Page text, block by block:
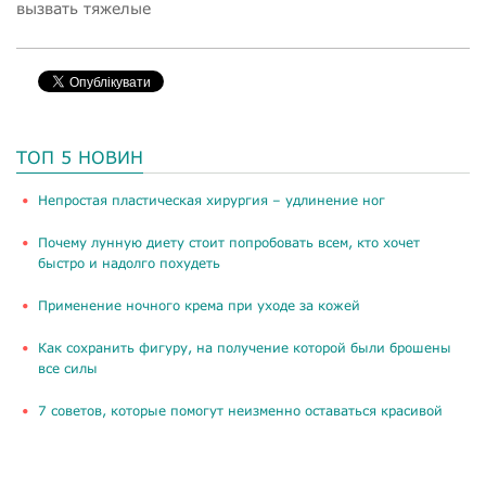
вызвать тяжелые
ТОП 5 НОВИН
​Непростая пластическая хирургия – удлинение ног
Почему лунную диету стоит попробовать всем, кто хочет
быстро и надолго похудеть
Применение ночного крема при уходе за кожей
Как сохранить фигуру, на получение которой были брошены
все силы
​7 советов, которые помогут неизменно оставаться красивой